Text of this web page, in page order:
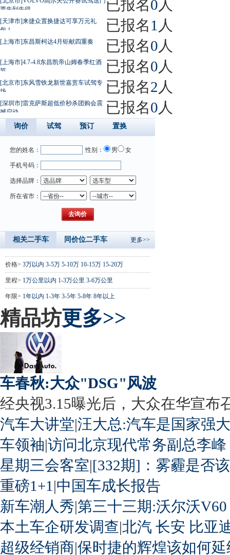
票先到先得
已报名0 人
[天津市]来捷众置换捷达可享万元礼
包！
已报名1 人
[上海市]东昌斯柯达4月钜献四重奏 已报名0 人
[上海市]4.7-4.8东昌凯帝山姆春季红酒
节
已报名0 人
[北京市]东风雪铁龙新世嘉赏车试驾专
场
已报名2 人
[深圳市]雷克萨斯超低价秒杀团购会震
撼启动
已报名0 人
询价 试驾 预订 置换
您的姓名： 性别： 男 女
手机号码：
选择品牌：
所在省市：
相关二手车 同价位二手车 更多>>
价格> 3万以内 3-5万 5-10万 10-15万 15-20万
里程> 1万公里以内 1-3万公里 3-6万公里
年限> 1年以内 1-3年 3-5年 5-8年 8年以上
精品坊更多>>
车春秋:大众"DSG"风波
经央视3.15曝光后，大众在华宣布
汽车大讲堂|汪大总:汽车是国家强
车领袖|访问北京现代常务副总李峰
星期三会客室|[332期]：雾霾是否
重磅1+1 |中国车成长报告
新车潮人秀|第三十三期:沃尔沃
本土车企研发调查|北汽 长安 比亚
超级经销商|保时捷的辉煌该如何延